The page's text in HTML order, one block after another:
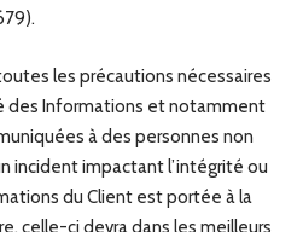
les précautions nécessaires
des Informations et notamment
à des personnes non
incident impactant l’intégrité ou
du Client est portée à la
celle-ci devra dans les meilleurs